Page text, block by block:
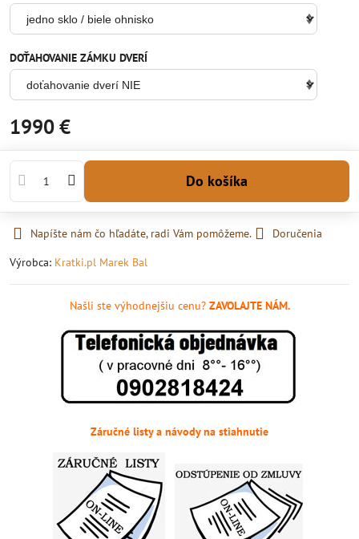
DOŤAHOVANIE ZÁMKU DVERÍ
1990 €
Do košíka
Napíšte nám čo hľadáte, radi Vám pomôžeme.
Doručenia
Výrobca: Kratki.pl Marek Bal
Našli ste výhodnejšiu cenu?ZAVOLAJTE NÁM.
Záručné listy a návody na stiahnutie